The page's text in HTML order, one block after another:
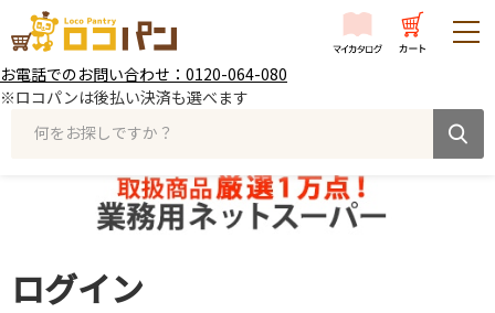
お電話でのお問い合わせ：0120-064-080
※ロコパンは後払い決済も選べます
何をお探しですか？
ログイン